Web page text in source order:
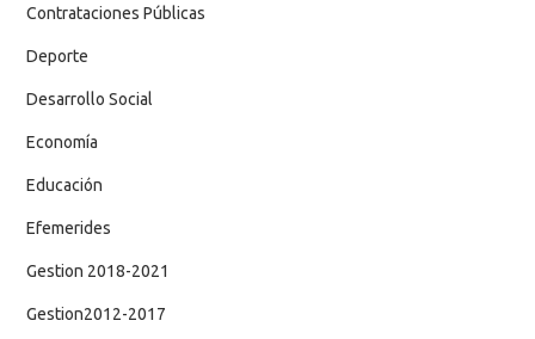
Contrataciones Públicas
Deporte
Desarrollo Social
Economía
Educación
Efemerides
Gestion 2018-2021
Gestion2012-2017